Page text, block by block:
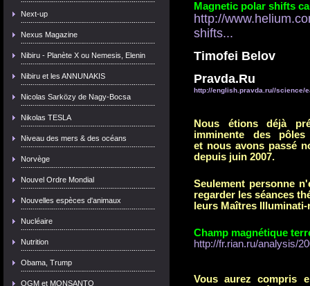
Next-up
Nexus Magazine
Nibiru - Planète X ou Nemesis, Elenin
Nibiru et les ANNUNAKIS
Nicolas Sarközy de Nagy-Bocsa
Nikolas TESLA
Niveau des mers & des océans
Norvège
Nouvel Ordre Mondial
Nouvelles espèces d'animaux
Nucléaire
Nutrition
Obama, Trump
OGM et MONSANTO
Magnetic polar shifts
http://
shifts...
Timofei Belov
Pravda.Ru
http://english.pravda.ru//science/
Nous étions déjà
imminente des pôles
et nous avons passé
depuis juin 2007.
Seulement personne
regarder les séances
leurs Maîtres
Champ magnétique
http://fr.rian.ru/analysis/
Vous aurez compris